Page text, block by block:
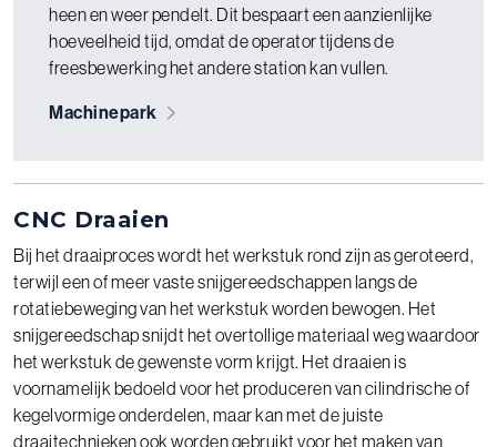
heen en weer pendelt. Dit bespaart een aanzienlijke
hoeveelheid tijd, omdat de operator tijdens de
freesbewerking het andere station kan vullen.
Machinepark
CNC Draaien
Bij het draaiproces wordt het werkstuk rond zijn as geroteerd,
terwijl een of meer vaste snijgereedschappen langs de
rotatiebeweging van het werkstuk worden bewogen. Het
snijgereedschap snijdt het overtollige materiaal weg waardoor
het werkstuk de gewenste vorm krijgt. Het draaien is
voornamelijk bedoeld voor het produceren van cilindrische of
kegelvormige onderdelen, maar kan met de juiste
draaitechnieken ook worden gebruikt voor het maken van